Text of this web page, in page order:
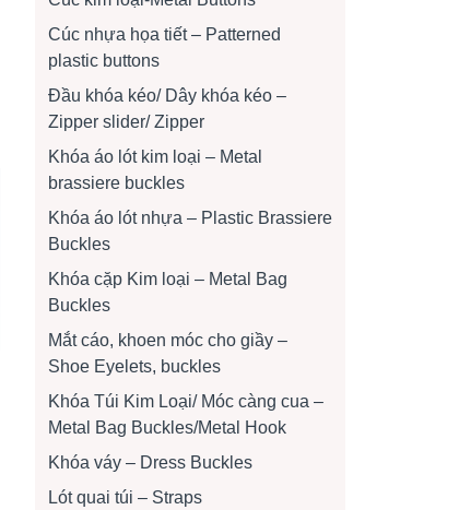
Cúc nhựa họa tiết – Patterned
plastic buttons
Đầu khóa kéo/ Dây khóa kéo –
Zipper slider/ Zipper
Khóa áo lót kim loại – Metal
brassiere buckles
Khóa áo lót nhựa – Plastic Brassiere
Buckles
Khóa cặp Kim loại – Metal Bag
Buckles
Mắt cáo, khoen móc cho giầy –
Shoe Eyelets, buckles
Khóa Túi Kim Loại/ Móc càng cua –
Metal Bag Buckles/Metal Hook
Khóa váy – Dress Buckles
Lót quai túi – Straps